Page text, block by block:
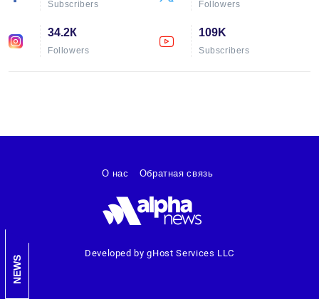
Subscribers Followers
34.2К
Followers
109K
Subscribers
NEWS
Developed by gHost Services LLC
О нас Обратная связь